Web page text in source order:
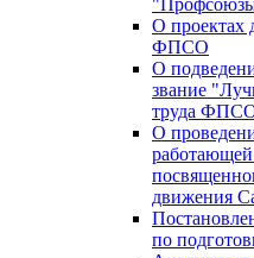
О проектах
ФПСО
О
звание
труда
О
движения
по